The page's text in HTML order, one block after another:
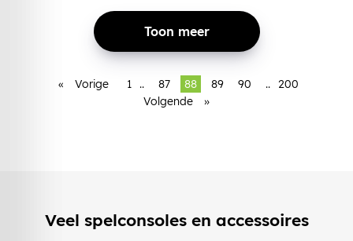
Toon meer
« Vorige 1 .. 87 88 89 90 .. 200
Volgende
»
Veel spelconsoles en accessoires